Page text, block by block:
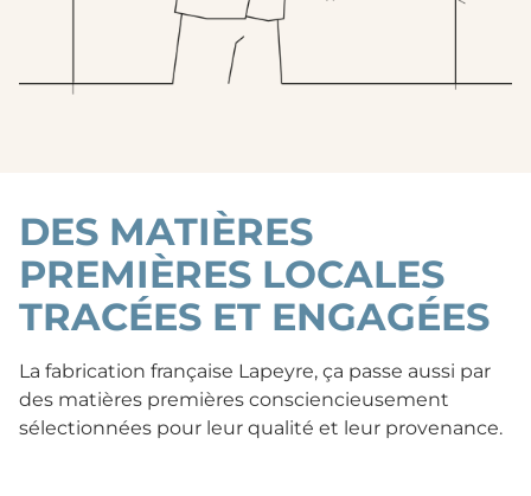
DES MATIÈRES
PREMIÈRES LOCALES
TRACÉES ET ENGAGÉES
La fabrication française Lapeyre, ça passe aussi par
des matières premières consciencieusement
sélectionnées pour leur qualité et leur provenance.